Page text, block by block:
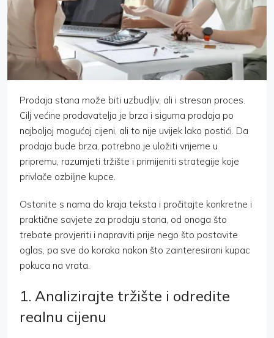
Prodaja stana može biti uzbudljiv, ali i stresan proces.
Cilj većine prodavatelja je brza i sigurna prodaja po
najboljoj mogućoj cijeni, ali to nije uvijek lako postići. Da
prodaja bude brza, potrebno je uložiti vrijeme u
pripremu, razumjeti tržište i primijeniti strategije koje
privlače ozbiljne kupce.
Ostanite s nama do kraja teksta i pročitajte konkretne i
praktične savjete za prodaju stana, od onoga što
trebate provjeriti i napraviti prije nego što postavite
oglas, pa sve do koraka nakon što zainteresirani kupac
pokuca na vrata.
1. Analizirajte tržište i odredite
realnu cijenu